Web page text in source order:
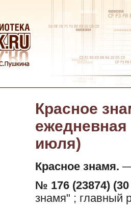
Красное
ежедневная
июля)
Красное знамя. —
№ 176 (23874)
знамя" ; главный